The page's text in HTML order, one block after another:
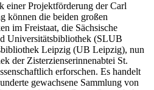
einer Projektförderung der Carl
können die beiden großen
im Freistaat, die Sächsische
Universitätsbibliothek (SLUB
Leipzig (UB Leipzig), nun
der Zisterzienserinnenabtei St.
erforschen. Es handelt
gewachsene Sammlung von